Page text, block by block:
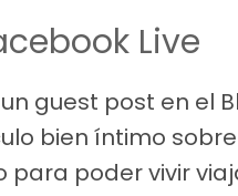
Live
guest post en el
bien íntimo
poder vivir